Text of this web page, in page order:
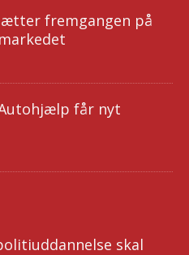
fremgangen på
Autohjælp får nyt
skal